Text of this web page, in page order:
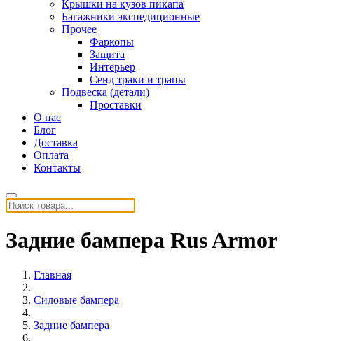
Крышки на кузов пикапа
Багажники экспедиционные
Прочее
Фаркопы
Защита
Интерьер
Сенд траки и трапы
Подвеска (детали)
Проставки
О нас
Блог
Доставка
Оплата
Контакты
Задние бампера Rus Armor
Главная
Силовые бампера
Задние бампера